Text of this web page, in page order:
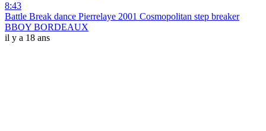
8:43
Battle Break dance Pierrelaye 2001 Cosmopolitan step breaker
BBOY BORDEAUX
il y a 18 ans